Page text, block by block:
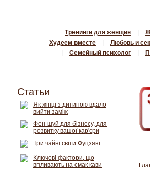
Тренинги для женщин
Худеем вместе
Любовь и
Семейный психолог
Статьи
Як жінці з дитиною вдало
вийти заміж
Фен-шуй для бізнесу, для
розвитку вашої кар'єри
Три чайні світи Фуцзяні
Ключові фактори, що
впливають на смак кави